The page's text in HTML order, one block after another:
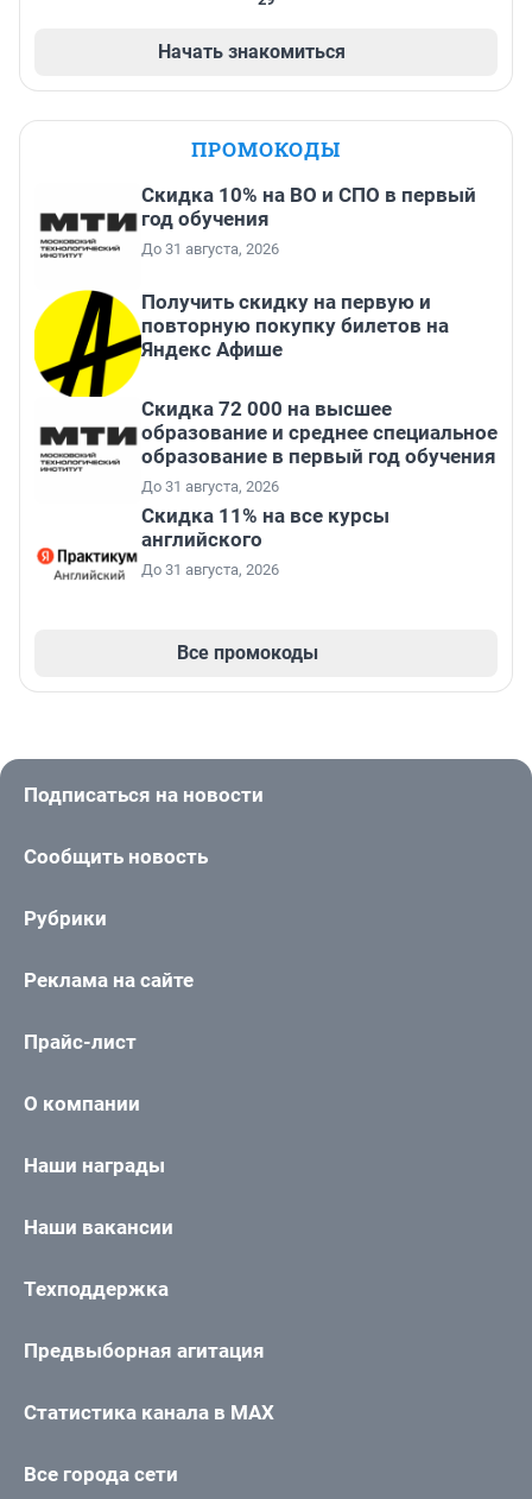
Начать знакомиться
ПРОМОКОДЫ
Скидка 10% на ВО и СПО в первый
год обучения
До 31 августа, 2026
Получить скидку на первую и
повторную покупку билетов на
Яндекс Афише
Скидка 72 000 на высшее
образование и среднее специальное
образование в первый год обучения
До 31 августа, 2026
Скидка 11% на все курсы
английского
До 31 августа, 2026
Все промокоды
Подписаться на новости
Сообщить новость
Рубрики
Реклама на сайте
Прайс-лист
О компании
Наши награды
Наши вакансии
Техподдержка
Предвыборная агитация
Статистика канала в MAX
Все города сети